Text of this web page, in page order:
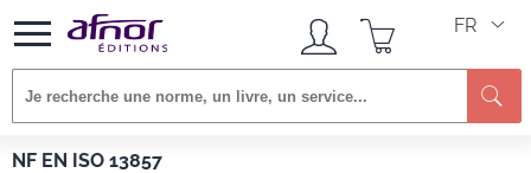
FR
NF EN ISO 13857
Afnor EDITIONS Normes